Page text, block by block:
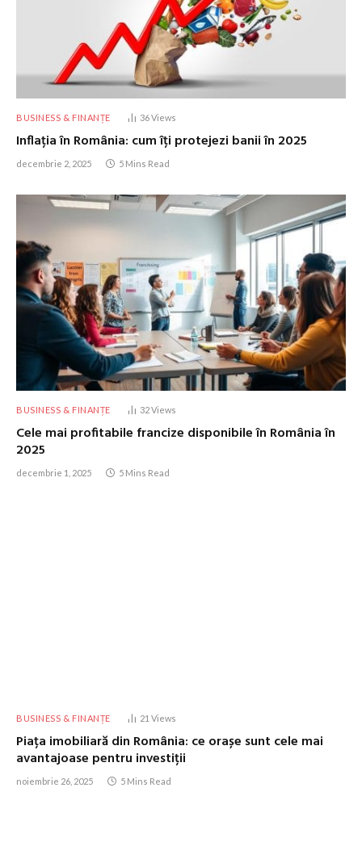
BUSINESS & FINANȚE 36Views
Inflația în România: cum îți protejezi banii în 2025
decembrie 2, 2025 5 Mins Read
BUSINESS & FINANȚE 32Views
Cele mai profitabile francize disponibile în România în
2025
decembrie 1, 2025 5 Mins Read
BUSINESS & FINANȚE 21 Views
Piața imobiliară din România: ce orașe sunt cele mai
avantajoase pentru investiții
noiembrie 26, 2025 5 Mins Read